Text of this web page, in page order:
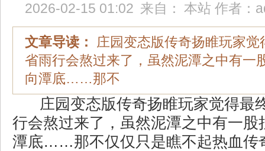
2026-02-15 01:02 来自： 本站 作者：
文章导读：
庄园变态版传奇扬睢玩家觉
省雨行会熬过来了，虽然泥潭之中有一
向潭底……那不
庄园变态版传奇扬睢玩家觉得最
行会熬过来了，虽然泥潭之中有一股
潭底……那不仅仅只是瞧不起热血传